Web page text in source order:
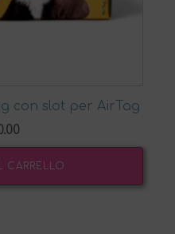
con slot per AirTag
CARRELLO